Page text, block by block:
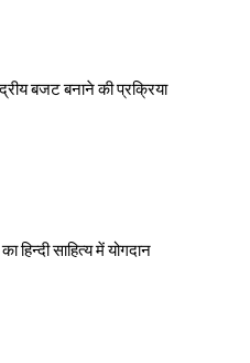
बजट बनाने की प्रक्रिया
हिन्दी साहित्य में योगदान